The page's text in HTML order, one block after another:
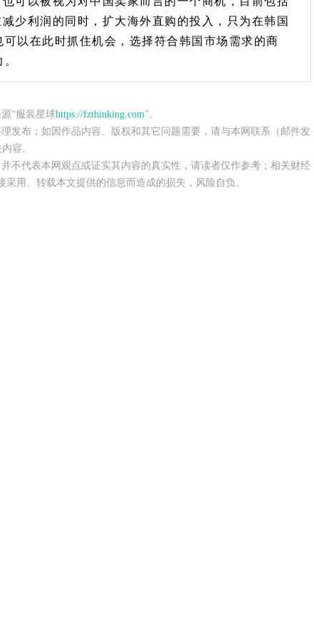
少利润的同时，扩大海外直购的投入，只为在韩国
以在此时抓住机会，选择符合韩国市场需求的商
“服装星球https://fzthinking.com”。
发布；如因作品内容、版权和其它问题需要，请与本网联系（邮件发
容。
不代表本网观点或证实其内容的真实性，请读者仅作参考；相关财经
用、转载本文提供的信息而造成的损失，风险自负。